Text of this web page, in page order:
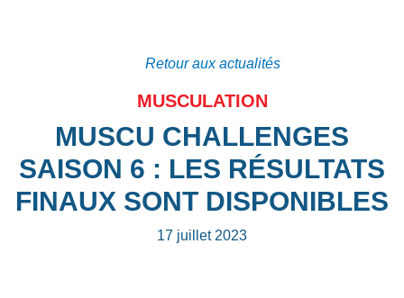
Retour aux actualités
MUSCULATION
MUSCU CHALLENGES
SAISON 6 : LES RÉSULTATS
FINAUX SONT DISPONIBLES
17 juillet 2023